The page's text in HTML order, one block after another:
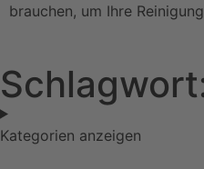
brauchen, um Ihre
Kategorien anzeigen